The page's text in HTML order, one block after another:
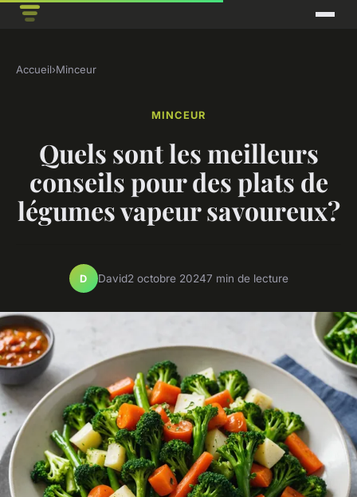
Accueil›Minceur
MINCEUR
Quels sont les meilleurs
conseils pour des plats de
légumes vapeur savoureux?
D David2 octobre 20247 min de lecture